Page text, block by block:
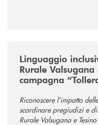
Linguaggio
Rurale
campagna
Riconoscere l’impatto
scardinare pregiudizi e
Rurale Valsugana e